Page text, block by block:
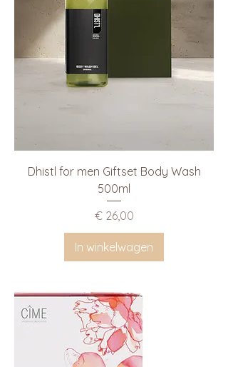
Dhistl for men Giftset Body Wash
500ml
Prijs
€ 26,00
In winkelwagen